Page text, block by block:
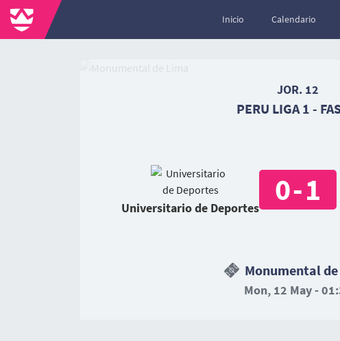
Inicio Calendario
JOR. 12
PERU LIGA 1 -
Universitario de Deportes 0-1
Monumental
Mon, 12 May -